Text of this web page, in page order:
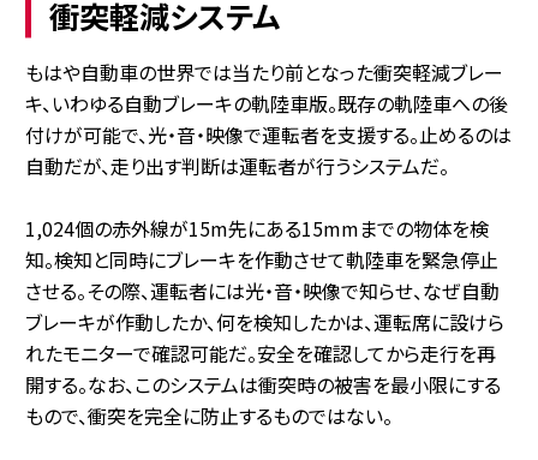
衝突軽減システム
もはや自動車の世界では当たり前となった衝突軽減ブレー
キ、いわゆる自動ブレーキの軌陸車版。既存の軌陸車への後
付けが可能で、光・音・映像で運転者を支援する。止めるのは
自動だが、走り出す判断は運転者が行うシステムだ。
1,024個の赤外線が15m先にある15mmまでの物体を検
知。検知と同時にブレーキを作動させて軌陸車を緊急停止
させる。その際、運転者には光・音・映像で知らせ、なぜ自動
ブレーキが作動したか、何を検知したかは、運転席に設けら
れたモニターで確認可能だ。安全を確認してから走行を再
開する。なお、このシステムは衝突時の被害を最小限にする
もので、衝突を完全に防止するものではない。